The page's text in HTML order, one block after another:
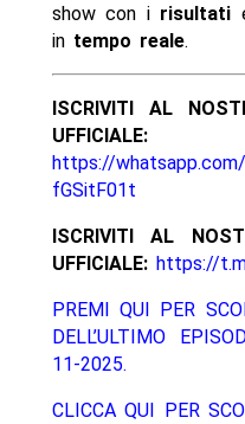
show con i risultati
in tempo reale.
ISCRIVITI AL
UFFICIALE:
https://
fGSitF01t
ISCRIVITI AL
UFFICIALE: https://
PREMI QUI PER
DELL’ULTIMO
11-2025.
CLICCA QUI PER